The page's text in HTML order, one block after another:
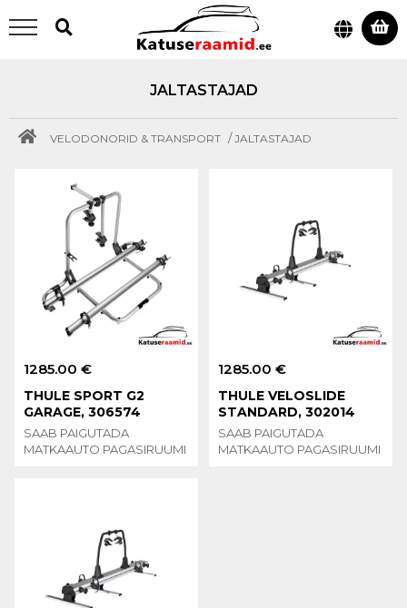
JALTASTAJAD
VELODONORID & TRANSPORT /JALTASTAJAD
1285.00 €
THULE SPORT G2
GARAGE, 306574
SAAB PAIGUTADA
MATKAAUTO PAGASIRUUMI
1285.00 €
THULE VELOSLIDE
STANDARD, 302014
SAAB PAIGUTADA
MATKAAUTO PAGASIRUUMI